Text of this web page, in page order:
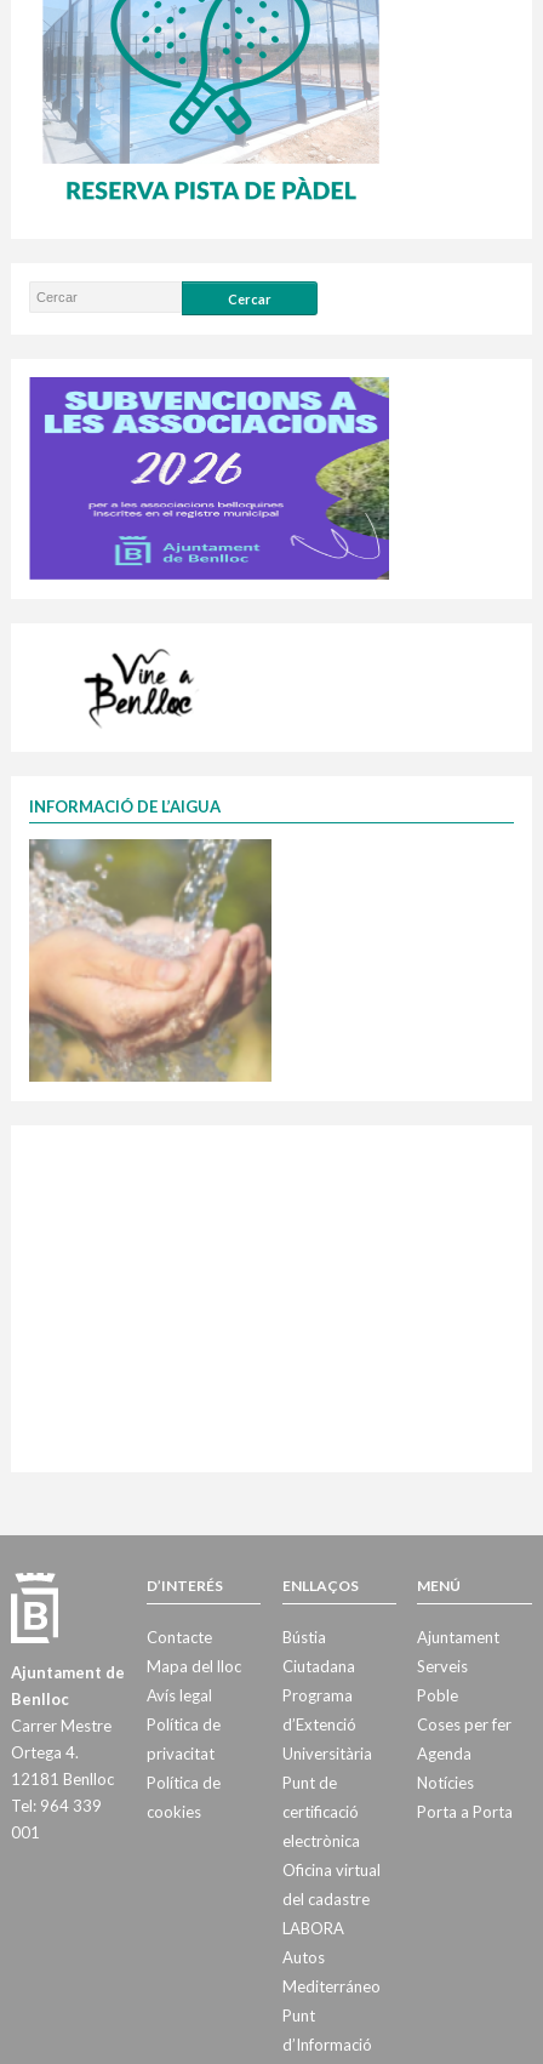
INFORMACIÓ DE L’AIGUA
Ajuntament de
Benlloc
Carrer Mestre
Ortega 4.
12181 Benlloc
Tel: 964 339
001
D’INTERÉS
Contacte
Mapa del lloc
Avís legal
Política de
privacitat
Política de
cookies
ENLLAÇOS
Bústia
Ciutadana
Programa
d’Extenció
Universitària
Punt de
certificació
electrònica
Oficina virtual
del cadastre
LABORA
Autos
Mediterráneo
Punt
d’Informació
MENÚ
Ajuntament
Serveis
Poble
Coses per fer
Agenda
Notícies
Porta a Porta